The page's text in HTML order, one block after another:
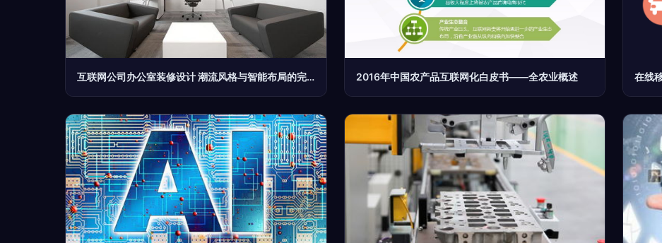
互联网公司办公室装修设计 潮流风格与智能布局的完美融合 2016年中国农产品互联网化白皮书——全农业概述 在线